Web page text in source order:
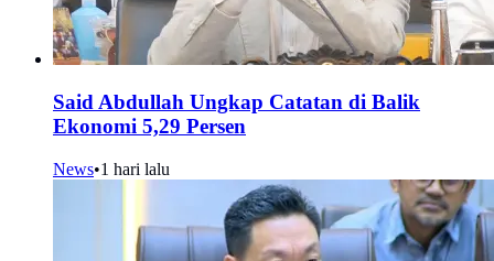
Said Abdullah Ungkap Catatan di Balik
Ekonomi 5,29 Persen
News•1 hari lalu